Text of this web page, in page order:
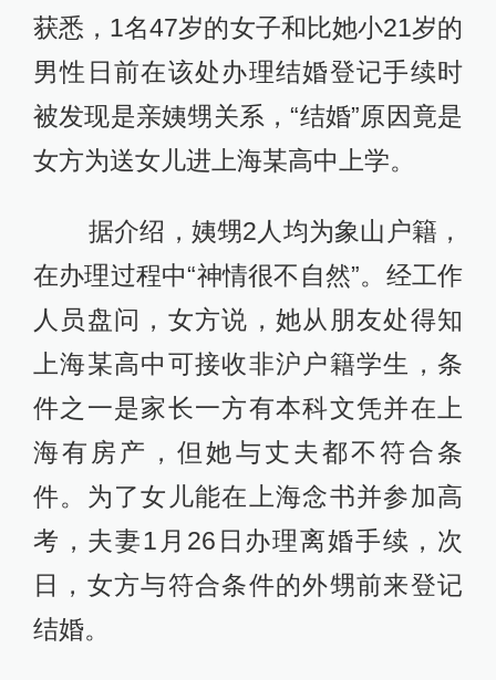
获悉，1名47岁的女子和比她小21岁的
男性日前在该处办理结婚登记手续时
被发现是亲姨甥关系，“结婚”原因竟是
女方为送女儿进上海某高中上学。
据介绍，姨甥2人均为象山户籍，
在办理过程中“神情很不自然”。经工作
人员盘问，女方说，她从朋友处得知
上海某高中可接收非沪户籍学生，条
件之一是家长一方有本科文凭并在上
海有房产，但她与丈夫都不符合条
件。为了女儿能在上海念书并参加高
考，夫妻1月26日办理离婚手续，次
日，女方与符合条件的外甥前来登记
结婚。